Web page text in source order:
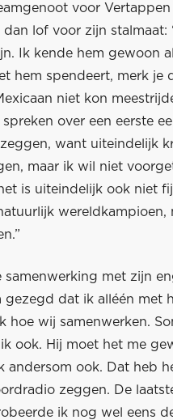
voor Vertappen
lof voor zijn stalmaat:
Ik kende hem gewoon
hem spendeert, merk je
niet kon
over een eerste
want uiteindelijk
maar ik wil niet
is uiteindelijk ook niet
wereldkampioen,
met zijn
gezegd dat ik alléén met
hoe wij samenwerken.
ook. Hij moet het me
andersom ook. Dat heb
zeggen. De
ik nog wel eens